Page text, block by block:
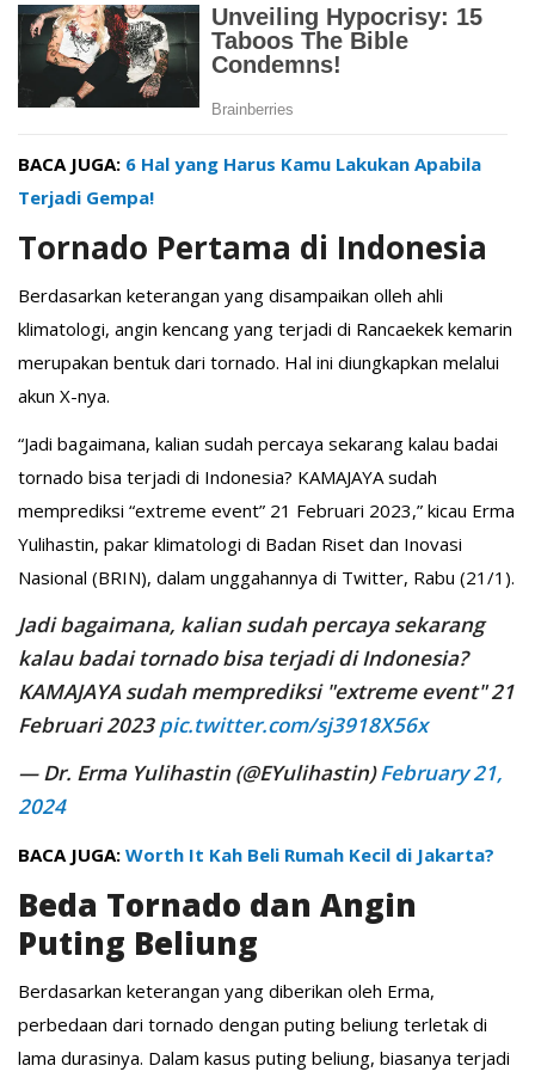
BACA JUGA: 6 Hal yang Harus Kamu Lakukan Apabila
Terjadi Gempa!
Tornado Pertama di Indonesia
Berdasarkan keterangan yang disampaikan olleh ahli
klimatologi, angin kencang yang terjadi di Rancaekek kemarin
merupakan bentuk dari tornado. Hal ini diungkapkan melalui
akun X-nya.
“Jadi bagaimana, kalian sudah percaya sekarang kalau badai
tornado bisa terjadi di Indonesia? KAMAJAYA sudah
memprediksi “extreme event” 21 Februari 2023,” kicau Erma
Yulihastin, pakar klimatologi di Badan Riset dan Inovasi
Nasional (BRIN), dalam unggahannya di Twitter, Rabu (21/1).
Jadi bagaimana, kalian sudah percaya sekarang
kalau badai tornado bisa terjadi di Indonesia?
KAMAJAYA sudah memprediksi "extreme event" 21
Februari 2023pic.twitter.com/sj3918X56x
— Dr. Erma Yulihastin (@EYulihastin)February 21,
2024
BACA JUGA: Worth It Kah Beli Rumah Kecil di Jakarta?
Beda Tornado dan Angin
Puting Beliung
Berdasarkan keterangan yang diberikan oleh Erma,
perbedaan dari tornado dengan puting beliung terletak di
lama durasinya. Dalam kasus puting beliung, biasanya terjadi